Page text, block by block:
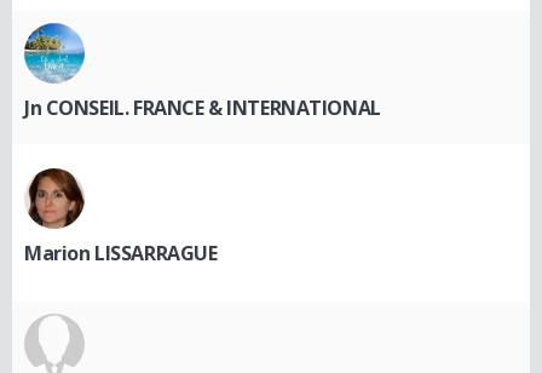
Jn CONSEIL. FRANCE & INTERNATIONAL
Marion LISSARRAGUE